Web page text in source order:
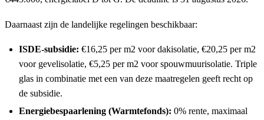
Daarnaast zijn de landelijke regelingen beschikbaar:
ISDE-subsidie: €16,25 per m2 voor dakisolatie, €20,25 per m2
voor gevelisolatie, €5,25 per m2 voor spouwmuurisolatie. Triple
glas in combinatie met een van deze maatregelen geeft recht op
de subsidie.
Energiebespaarlening (Warmtefonds): 0% rente, maximaal